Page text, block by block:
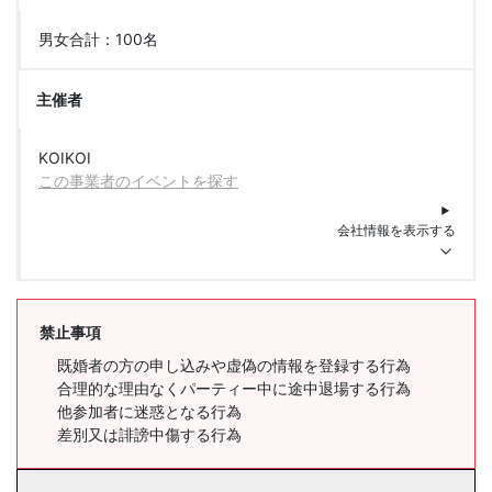
男女合計：100名
主催者
KOIKOI
この事業者のイベントを探す
会社情報を表示する
禁止事項
既婚者の方の申し込みや虚偽の情報を登録する行為
合理的な理由なくパーティー中に途中退場する行為
他参加者に迷惑となる行為
差別又は誹謗中傷する行為